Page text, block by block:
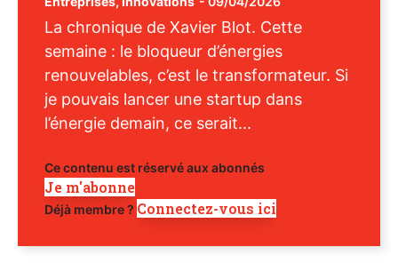
La chronique de Xavier Blot. Cette
semaine : le bloqueur d’énergies
renouvelables, c’est le transformateur. Si
je pouvais lancer une startup dans
l’énergie demain, ce serait...
Ce contenu est réservé aux abonnés
Je m'abonne
Déjà membre ? Connectez-vous ici